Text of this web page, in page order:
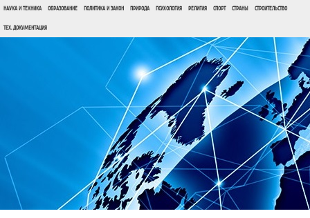
НАУКА И ТЕХНИКА ОБРАЗОВАНИЕ ПОЛИТИКА И ЗАКОН ПРИРОДА ПСИХОЛОГИЯ РЕЛИГИЯ СПОРТ СТРАНЫ СТРОИТЕЛЬСТВО
ТЕХ. ДОКУМЕНТАЦИЯ